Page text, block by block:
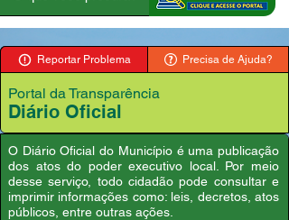
Reportar Problema Precisa de Ajuda?
Portal da Transparência
Diário Oficial
O Diário Oficial do Município é uma publicação
dos atos do poder executivo local. Por meio
desse serviço, todo cidadão pode consultar e
imprimir informações como: leis, decretos, atos
públicos, entre outras ações.